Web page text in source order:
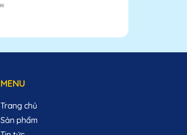
MENU
Trang chủ
Sản phẩm